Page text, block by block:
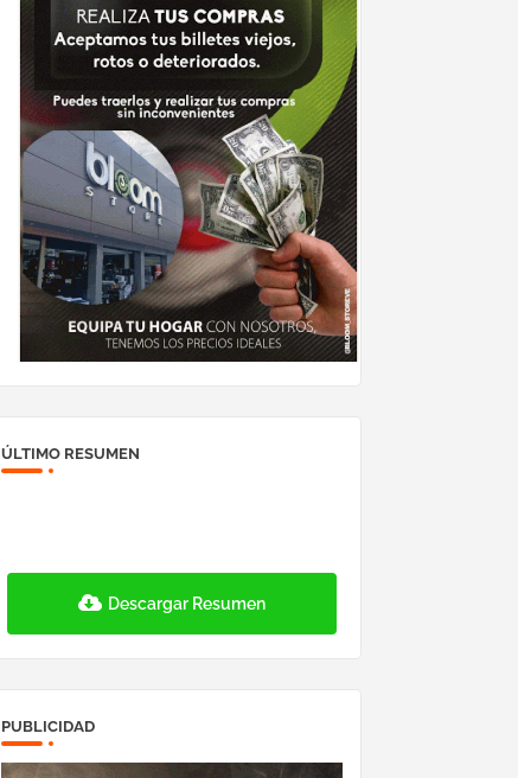
ÚLTIMO RESUMEN
Descargar Resumen
PUBLICIDAD